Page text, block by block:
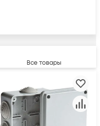
Все товары